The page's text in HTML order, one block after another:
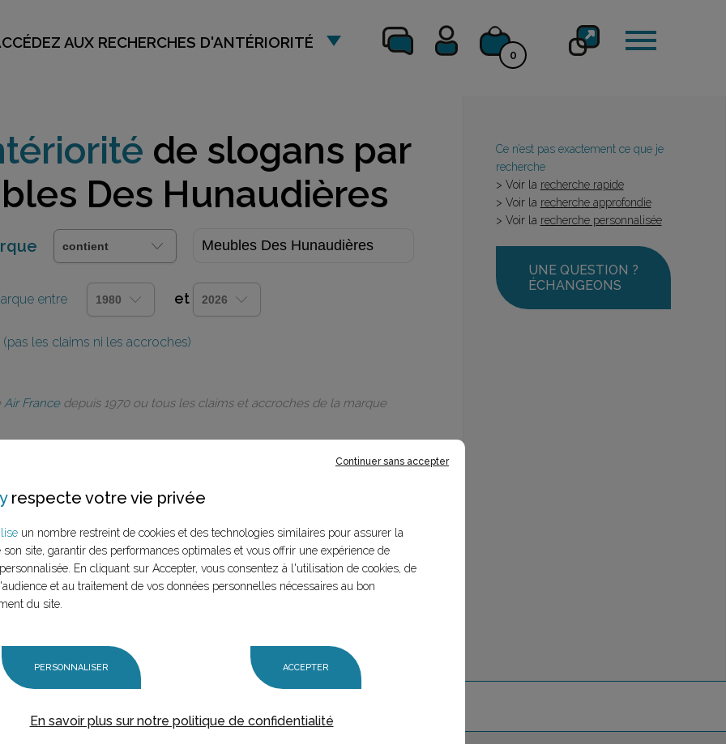
AUX RECHERCHES D'ANTÉRIORITÉ
0
de slogans par
Des Hunaudières
entre et
les claims ni les accroches)
Air Francedepuis 1970 ou tous les claims et accroches de la marque
(mère et
claim,
LANCER LA RECHERCHE
Ce n’est pas exactement ce que je
recherche
> Voir la recherche rapide
> Voir la recherche approfondie
> Voir la recherche personnalisée
UNE QUESTION ?
ÉCHANGEONS
Continuer sans accepter
respecte votre vie privée
un nombre restreint de cookies et des technologies similaires pour assurer la
son site, garantir des performances optimales et vous offrir une expérience de
En cliquant sur Accepter, vous consentez à l'utilisation de cookies, de
et au traitement de vos données personnelles nécessaires au bon
du site.
PERSONNALISER ACCEPTER
En savoir plus sur notre politique de confidentialité